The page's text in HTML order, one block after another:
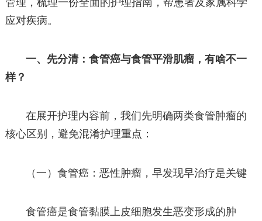
管理，梳理一份全面的护理指南，帮患者及家属科学
应对疾病。
一、先分清：食管癌与食管平滑肌瘤，有啥不一
样？
在展开护理内容前，我们先明确两类食管肿瘤的
核心区别，避免混淆护理重点：
（一）食管癌：恶性肿瘤，早发现早治疗是关键
食管癌是食管黏膜上皮细胞发生恶变形成的肿